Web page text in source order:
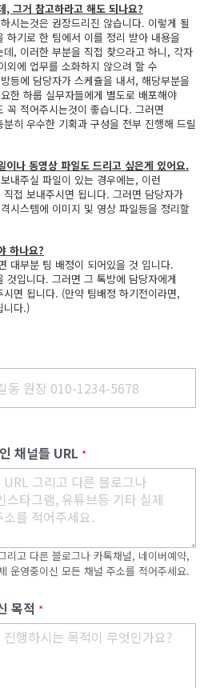
, 그거 참고하라고 해도 되나요?
시는것은 권장드리진 않습니다. 이렇게 될
하기로 한 팀에서 이를 정리 받아 내용을
, 이러한 부분을 직접 찾으라고 하니, 각자
외에 업무를 소화하지 않으려 할 수
등에 담당자가 스케쥴을 내서, 해당부분을
한 하룹 실무자들에게 별도로 배포해야
꼭 적어주시는것이 좋습니다. 그러면
히 우수한 기획과 구성을 전부 진행해 드릴
이나 동영상 파일도 드리고 싶은게 있어요.
내주실 파일이 있는 경우에는, 이런
접 보내주시면 됩니다. 그러면 담당자가
시스템에 이미지 및 영상 파일등을 정리할
하나요?
대부분 팀 배정이 되어있을 것 입니다.
것입니다. 그러면 그 톡방에 담당자에게
면 됩니다. (만약 팀배정 하기전이라면,
니다.)
채널들 URL *
리고 다른 블로그나 카톡채널, 네이버예약,
운영중이신 모든 채널 주소를 적어주세요.
목적 *